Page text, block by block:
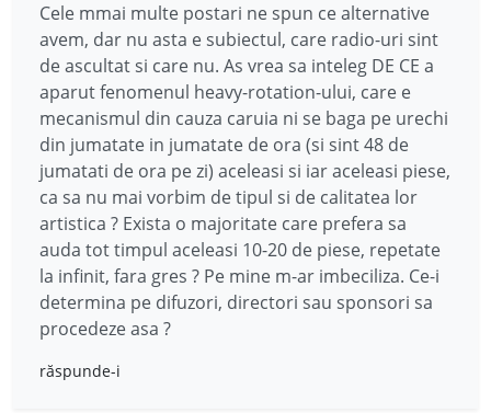
Cele mmai multe postari ne spun ce alternative
avem, dar nu asta e subiectul, care radio-uri sint
de ascultat si care nu. As vrea sa inteleg DE CE a
aparut fenomenul heavy-rotation-ului, care e
mecanismul din cauza caruia ni se baga pe urechi
din jumatate in jumatate de ora (si sint 48 de
jumatati de ora pe zi) aceleasi si iar aceleasi piese,
ca sa nu mai vorbim de tipul si de calitatea lor
artistica ? Exista o majoritate care prefera sa
auda tot timpul aceleasi 10-20 de piese, repetate
la infinit, fara gres ? Pe mine m-ar imbeciliza. Ce-i
determina pe difuzori, directori sau sponsori sa
procedeze asa ?
răspunde-i